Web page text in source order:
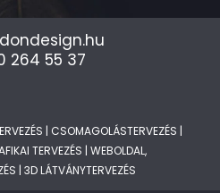
264 55 37
| CSOMAGOLÁSTERVEZÉS |
TERVEZÉS | WEBOLDAL,
| 3D LÁTVÁNYTERVEZÉS